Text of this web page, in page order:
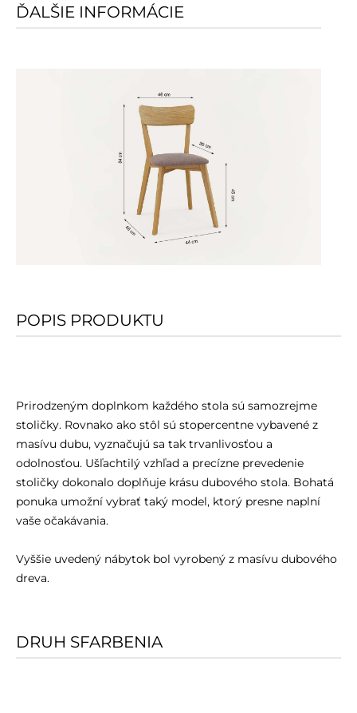
ĎALŠIE INFORMÁCIE
POPIS PRODUKTU
Prirodzeným doplnkom každého stola sú samozrejme
stoličky. Rovnako ako stôl sú stopercentne vybavené z
masívu dubu, vyznačujú sa tak trvanlivosťou a
odolnosťou. Ušľachtilý vzhľad a precízne prevedenie
stoličky dokonalo doplňuje krásu dubového stola. Bohatá
ponuka umožní vybrať taký model, ktorý presne naplní
vaše očakávania.
Vyššie uvedený nábytok bol vyrobený z masívu dubového
dreva.
DRUH SFARBENIA